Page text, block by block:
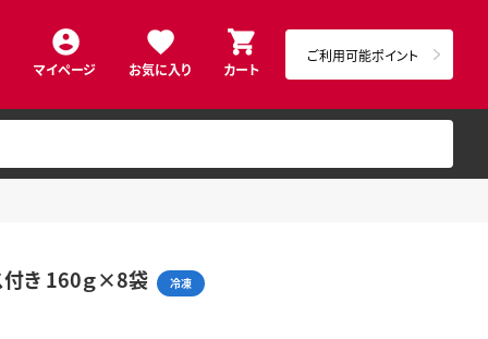
マイページ お気に入り カート
ご利用可能ポイント
付き 160ｇ×8袋 冷凍